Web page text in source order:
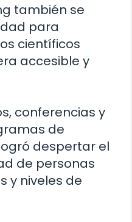
también se
para
científicos
accesible y
conferencias y
de
despertar el
de personas
y niveles de